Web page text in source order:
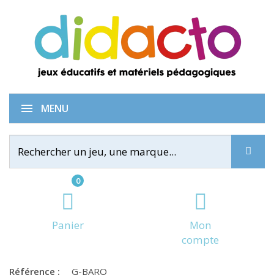
0
Panier
Mon
compte
MENU
Le baron
Référence : G-BARO